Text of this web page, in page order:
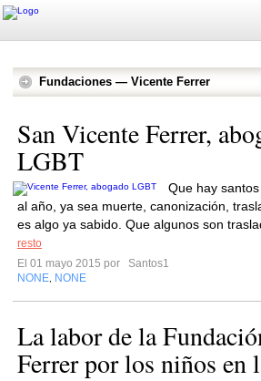
Fundaciones — Vicente Ferrer
San Vicente Ferrer,
LGBT
Que hay
al año, ya sea muerte, canonización,
es algo ya sabido. Que algunos son
resto
El 01 mayo 2015 por
Santos1
NONE NONE
La labor de la
Ferrer por los niños en